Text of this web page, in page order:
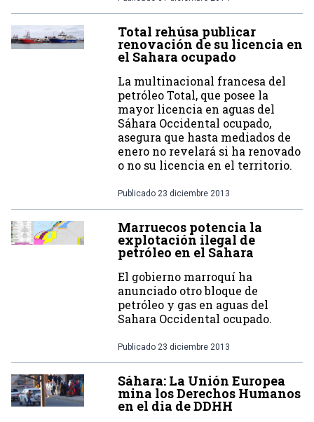
Total rehúsa publicar
renovación de su licencia en
el Sahara ocupado
La multinacional francesa del
petróleo Total, que posee la
mayor licencia en aguas del
Sáhara Occidental ocupado,
asegura que hasta mediados de
enero no revelará si ha renovado
o no su licencia en el territorio.
Publicado 23 diciembre 2013
Marruecos potencia la
explotación ilegal de
petróleo en el Sahara
El gobierno marroquí ha
anunciado otro bloque de
petróleo y gas en aguas del
Sahara Occidental ocupado.
Publicado 23 diciembre 2013
Sáhara: La Unión Europea
mina los Derechos Humanos
en el dia de DDHH